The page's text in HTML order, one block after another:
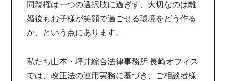
同親権は一つの選択肢に過ぎず、大切なのは離
婚後もお子様が笑顔で過ごせる環境をどう作る
か、という点にあります。
私たち山本・坪井綜合法律事務所 長崎オフィス
では、改正法の運用実務に基づき、ご相談者様